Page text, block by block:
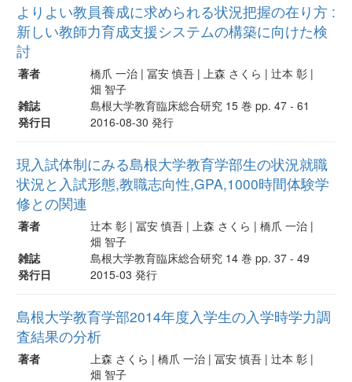
よりよい教員養成に求められる状況把握の在り方 :
新しい教師力育成支援システムの構築に向けた検
討
著者
橋爪 一治 | 冨安 慎吾 | 上森 さくら | 辻本 彰 |
畑 智子
雑誌
島根大学教育臨床総合研究 15 巻 pp. 47 - 61
発行日
2016-08-30 発行
現入試体制にみる島根大学教育学部生の状況就職
状況と入試形態,教職志向性,GPA,1000時間体験学
修との関連
著者
辻本 彰 | 冨安 慎吾 | 上森 さくら | 橋爪 一治 |
畑 智子
雑誌
島根大学教育臨床総合研究 14 巻 pp. 37 - 49
発行日
2015-03 発行
島根大学教育学部2014年度入学生の入学時学力調
査結果の分析
著者
上森 さくら | 橋爪 一治 | 冨安 慎吾 | 辻本 彰 |
畑 智子